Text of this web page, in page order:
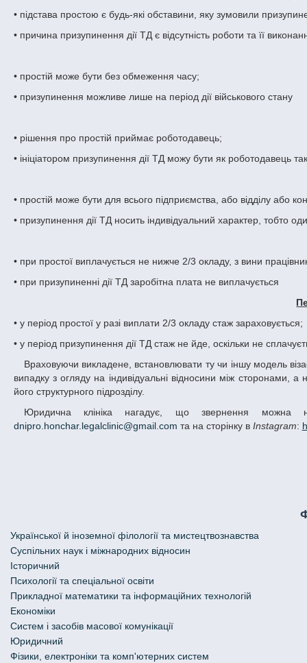
• підстава простою є будь-які обставини, яку зумовили
• причина призупинення дії ТД є відсутність роботи та її
• простій може бути без обмеження часу;
• призупинення можливе лише на період дії військового стану
• рішення про простій приймає роботодавець;
• ініціатором призупинення дії ТД можу бути як роботодавець
• простій може бути для всього підприємства, або відділу або
• призупинення дії ТД носить індивідуальний характер, тобто
• при простої виплачується не нижче 2/3 окладу, з вини
• при призупиненні дії ТД заробітна плата не виплачується
• у період простої у разі виплати 2/3 окладу стаж зараховується;
• у період призупинення дії ТД стаж не йде, оскільки не
Враховуючи викладене, встановлювати ту чи іншу модель візаємовідносин між працівником та роботодавцем варто у кожному конкретному
випадку з огляду на індивідуальні відносини між сторонами,
його структурного підрозділу.
Юридична клініка нагадує, що звернення можна
dnipro.honchar.legalclinic@gmail.com та на сторінку в Instagram:
Української й іноземної філології та мистецтвознавства
Cуспільних наук і міжнародних відносин
Історичний
Психології та спеціальної освіти
Прикладної математики та інформаційних технологій
Економіки
Систем і засобів масової комунікації
Юридичний
Фізики, електроніки та комп'ютерних систем